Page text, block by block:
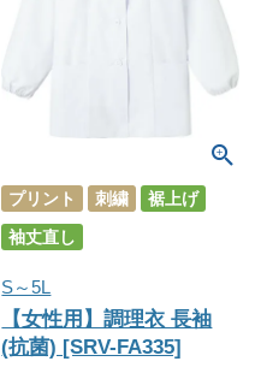
プリント 刺繍
裾上げ
袖丈直し
S～5L
【女性用】調理衣 長袖
(抗菌) [SRV-FA335]